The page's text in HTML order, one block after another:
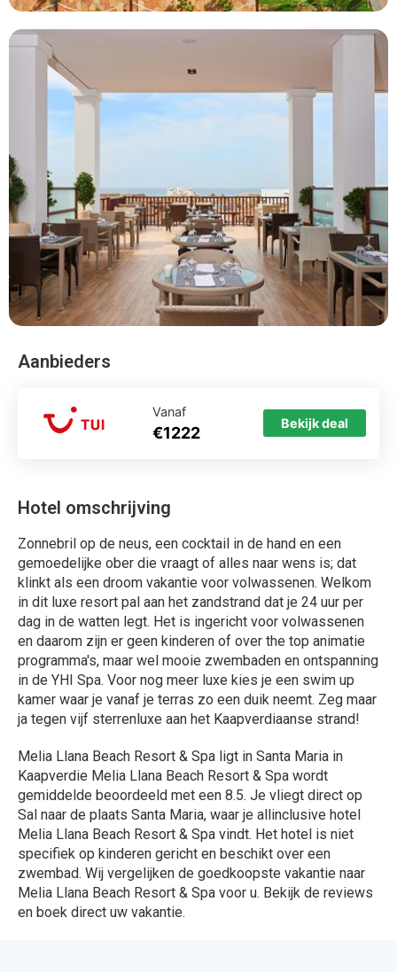
Hotel omschrijving
Zonnebril op de neus, een cocktail in de hand en een
gemoedelijke ober die vraagt of alles naar wens is; dat
klinkt als een droom vakantie voor volwassenen. Welkom
in dit luxe resort pal aan het zandstrand dat je 24 uur per
dag in de watten legt. Het is ingericht voor volwassenen
en daarom zijn er geen kinderen of over the top animatie
programma's, maar wel mooie zwembaden en ontspanning
in de YHI Spa. Voor nog meer luxe kies je een swim up
kamer waar je vanaf je terras zo een duik neemt. Zeg maar
ja tegen vijf sterrenluxe aan het Kaapverdiaanse strand!
Melia Llana Beach Resort & Spa ligt in Santa Maria in
Kaapverdie Melia Llana Beach Resort & Spa wordt
gemiddelde beoordeeld met een 8.5. Je vliegt direct op
Sal naar de plaats Santa Maria, waar je allinclusive hotel
Melia Llana Beach Resort & Spa vindt. Het hotel is niet
specifiek op kinderen gericht en beschikt over een
zwembad. Wij vergelijken de goedkoopste vakantie naar
Melia Llana Beach Resort & Spa voor u. Bekijk de reviews
en boek direct uw vakantie.
Aanbieders
Vanaf
€1222 Bekijk deal